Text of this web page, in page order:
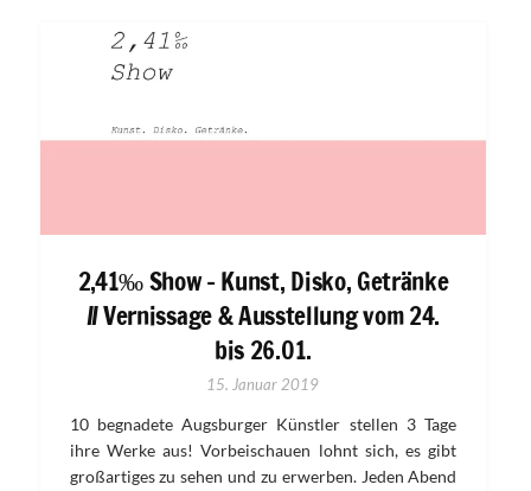
2,41‰ Show – Kunst, Disko, Getränke
// Vernissage & Ausstellung vom 24.
bis 26.01.
15. Januar 2019
10 begnadete Augsburger Künstler stellen 3 Tage
ihre Werke aus! Vorbeischauen lohnt sich, es gibt
großartiges zu sehen und zu erwerben. Jeden Abend